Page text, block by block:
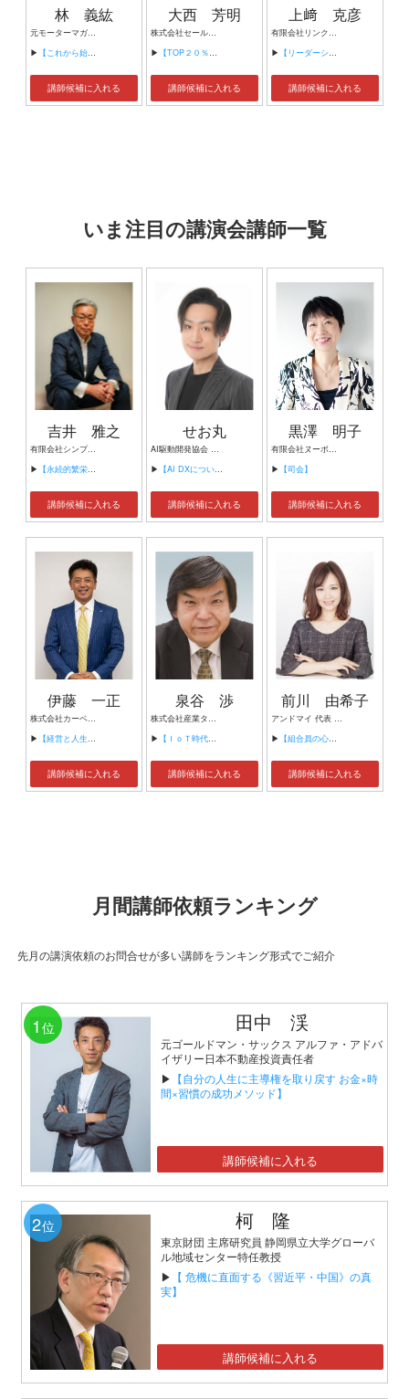
林 義紘
元モーターマガジン社 社長 日本研修センター顧問
▶ 【これから始まる、日本経営の大変化と、その対応】
講師候補に入れる
大西 芳明
株式会社セールスヴィガー 代表取締役
▶ 【TOP２０％の営業だけが知っている営業の鉄則】
講師候補に入れる
上﨑 克彦
有限会社リンクス・ビジネス・コンサルティング 代表取締役 ODネットワークジャパン ODスキルアップ講座/実践講座 トレーナー
▶ 【リーダーシップ・スキルを高めるには？】
講師候補に入れる
いま注目の講演会講師一覧
吉井 雅之
有限会社シンプルタスク 代表取締役 習慣形成コンサルタント
▶ 【永続的繁栄の組織づくり】
講師候補に入れる
せお丸
AI駆動開発協会 代表理事 サイバーフリークス株式会社 代表取締役
▶ 【AI DXについて】
講師候補に入れる
黒澤 明子
有限会社ヌーボヌール代表取締役
▶ 【司会】
講師候補に入れる
伊藤 一正
株式会社カーベル代表取締役社長 プロレスラーカーベル伊藤
▶ 【経営と人生がHappyになる3つのキーワード】
講師候補に入れる
泉谷 渉
株式会社産業タイムズ社 代表取締役会長 半導体産業新聞 特別編集委員
▶ 【ＩｏＴ時代にニッポンの製造業が一気に抜け出す！！ ～世界トップシェアのセンサーとロボットで戦え！】
講師候補に入れる
前川 由希子
アンドマイ 代表 組織活性化コンサルタント
▶ 【組合員の心をぐっと掴むコミュニケーション術～組合員が「あなたが言うなら」と動き出す３ステップ～】
講師候補に入れる
月間講師依頼ランキング
先月の講演依頼のお問合せが多い講師をランキング形式でご紹介
1 位 田中 渓
元ゴールドマン・サックス アルファ・アドバ
イザリー日本不動産投資責任者
▶ 【自分の人生に主導権を取り戻す お金×時
間×習慣の成功メソッド】
講師候補に入れる
2位 柯 隆
東京財団 主席研究員 静岡県立大学グローバ
ル地域センター特任教授
▶ 【 危機に直面する《習近平・中国》の真
実】
講師候補に入れる